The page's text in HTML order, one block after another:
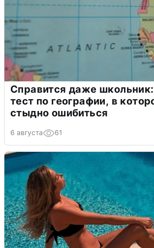
Справится даже
тест по географии, в
стыдно ошибиться
6 августа 61